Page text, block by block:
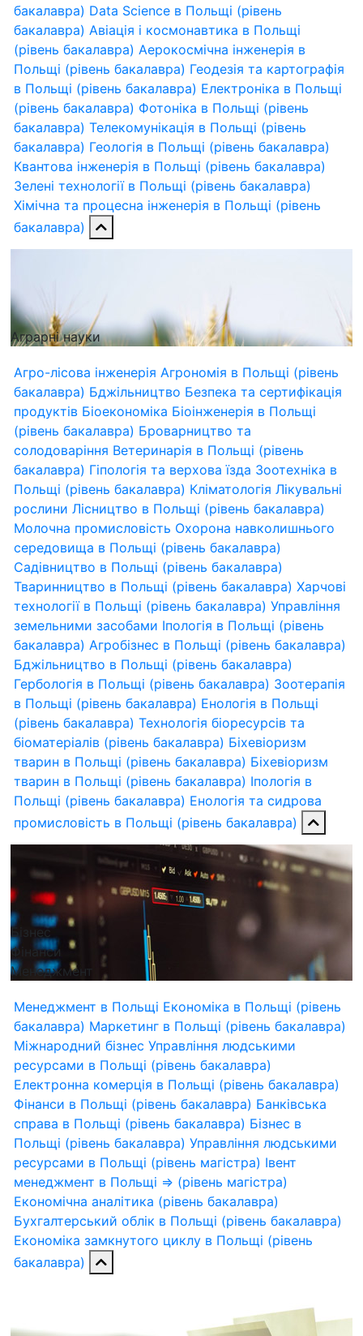
бакалавра) Data Science в Польщі (рівень
бакалавра) Авіація і космонавтика в Польщі
(рівень бакалавра) Аерокосмічна інженерія в
Польщі (рівень бакалавра) Геодезія та картографія
в Польщі (рівень бакалавра) Електроніка в Польщі
(рівень бакалавра) Фотоніка в Польщі (рівень
бакалавра) Телекомунікація в Польщі (рівень
бакалавра) Геологія в Польщі (рівень бакалавра)
Квантова інженерія в Польщі (рівень бакалавра)
Зелені технології в Польщі (рівень бакалавра)
Хімічна та процесна інженерія в Польщі (рівень
бакалавра)
Аграрні науки
Агро-лісова інженерія Агрономія в Польщі (рівень
бакалавра) Бджільництво Безпека та сертифікація
продуктів Біоекономіка Біоінженерія в Польщі
(рівень бакалавра) Броварництво та
солодоваріння Ветеринарія в Польщі (рівень
бакалавра) Гіпологія та верхова їзда Зоотехніка в
Польщі (рівень бакалавра) Кліматологія Лікувальні
рослини Лісництво в Польщі (рівень бакалавра)
Молочна промисловість Охорона навколишнього
середовища в Польщі (рівень бакалавра)
Садівництво в Польщі (рівень бакалавра)
Тваринництво в Польщі (рівень бакалавра) Харчові
технології в Польщі (рівень бакалавра) Управління
земельними засобами Іпологія в Польщі (рівень
бакалавра) Агробізнес в Польщі (рівень бакалавра)
Бджільництво в Польщі (рівень бакалавра)
Гербологія в Польщі (рівень бакалавра) Зоотерапія
в Польщі (рівень бакалавра) Енологія в Польщі
(рівень бакалавра) Технологія біоресурсів та
біоматеріалів (рівень бакалавра) Біхевіоризм
тварин в Польщі (рівень бакалавра) Біхевіоризм
тварин в Польщі (рівень бакалавра) Іпологія в
Польщі (рівень бакалавра) Енологія та сидрова
промисловість в Польщі (рівень бакалавра)
Бізнес
Фінанси
Менеджмент
Менеджмент в Польщі Економіка в Польщі (рівень
бакалавра) Маркетинг в Польщі (рівень бакалавра)
Міжнародний бізнес Управління людськими
ресурсами в Польщі (рівень бакалавра)
Електронна комерція в Польщі (рівень бакалавра)
Фінанси в Польщі (рівень бакалавра) Банківська
справа в Польщі (рівень бакалавра) Бізнес в
Польщі (рівень бакалавра) Управління людськими
ресурсами в Польщі (рівень магістра) Івент
менеджмент в Польщі ⇒ (рівень магістра)
Економічна аналітика (рівень бакалавра)
Бухгалтерський облік в Польщі (рівень бакалавра)
Економіка замкнутого циклу в Польщі (рівень
бакалавра)